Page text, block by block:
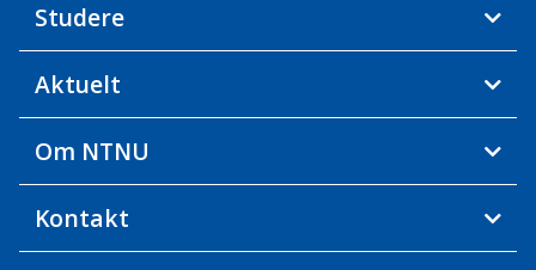
Studere
Aktuelt
Om NTNU
Kontakt